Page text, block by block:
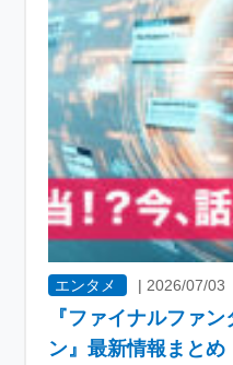
エンタメ | 2026/07/03
『ファイナルファ
ン』最新情報まとめ